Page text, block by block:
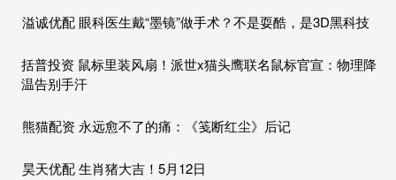
溢诚优配 眼科医生戴“墨镜”做手术？不是耍酷，是3D黑科技
括普投资 鼠标里装风扇！派世x猫头鹰联名鼠标官宣：物理降
温告别手汗
熊猫配资 永远愈不了的痛：《笺断红尘》后记
昊天优配 生肖猪大吉！5月12日